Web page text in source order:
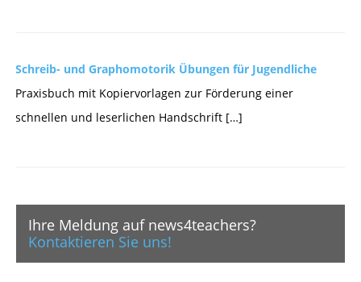
Schreib- und Graphomotorik Übungen für Jugendliche
Praxisbuch mit Kopiervorlagen zur Förderung einer
schnellen und leserlichen Handschrift […]
Ihre Meldung auf news4teachers?
Kontaktieren Sie uns!